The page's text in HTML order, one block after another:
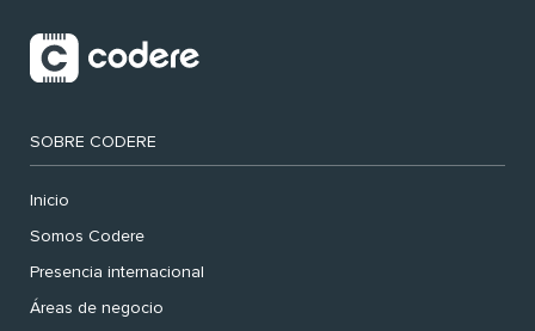
SOBRE CODERE
Inicio
Somos Codere
Presencia internacional
Áreas de negocio